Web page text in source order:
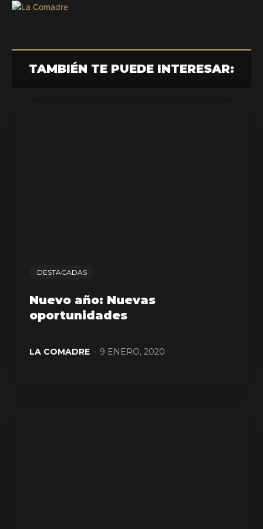
TAMBIÉN TE PUEDE INTERESAR:
DESTACADAS
Nuevo año: Nuevas
oportunidades
LA COMADRE - 9 ENERO, 2020